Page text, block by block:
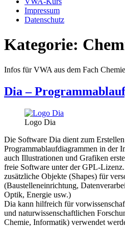
Impressum
Datenschutz
Kategorie:
Infos für VWA aus dem Fach Chemie
Dia –
Logo Dia
Die Software Dia dient zum
Programmablaufdiagrammen in der
auch Illustrationen und Grafiken
freie Software unter der GPL-
zusätzliche Objekte (Shapes) für
(Baustelleneinrichtung,
Optik, Energie usw.)
Dia kann hilfreich für
und naturwissenschaftlichen
Chemie, Informatik) verwendet